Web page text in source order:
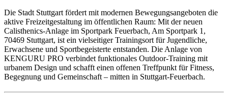
Die Stadt Stuttgart fördert mit modernen Bewegungsangeboten die
aktive Freizeitgestaltung im öffentlichen Raum: Mit der neuen
Calisthenics-Anlage im Sportpark Feuerbach, Am Sportpark 1,
70469 Stuttgart, ist ein vielseitiger Trainingsort für Jugendliche,
Erwachsene und Sportbegeisterte entstanden. Die Anlage von
KENGURU PRO verbindet funktionales Outdoor-Training mit
urbanem Design und schafft einen offenen Treffpunkt für Fitness,
Begegnung und Gemeinschaft – mitten in Stuttgart-Feuerbach.